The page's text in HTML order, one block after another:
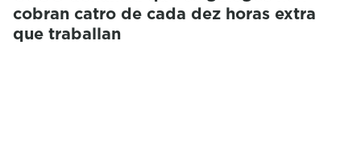
cobran catro de cada dez horas extra
que traballan